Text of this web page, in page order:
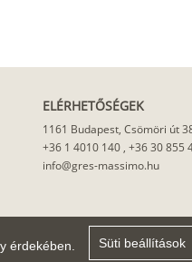
érdekében. Süti beállítások
ELÉRHETŐSÉGEK
1161 Budapest, Csömöri út
+36 1 4010 140, +36 30 855
info@gres-massimo.hu